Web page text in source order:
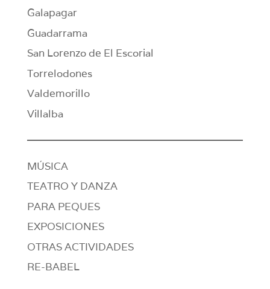
Galapagar
Guadarrama
San Lorenzo de El Escorial
Torrelodones
Valdemorillo
Villalba
MÚSICA
TEATRO Y DANZA
PARA PEQUES
EXPOSICIONES
OTRAS ACTIVIDADES
RE-BABEL